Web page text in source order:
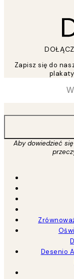
Zapisz się do
Aby dowiedzieć
Desenio